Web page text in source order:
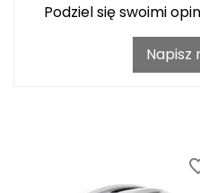
Podziel się swoimi
Napisz